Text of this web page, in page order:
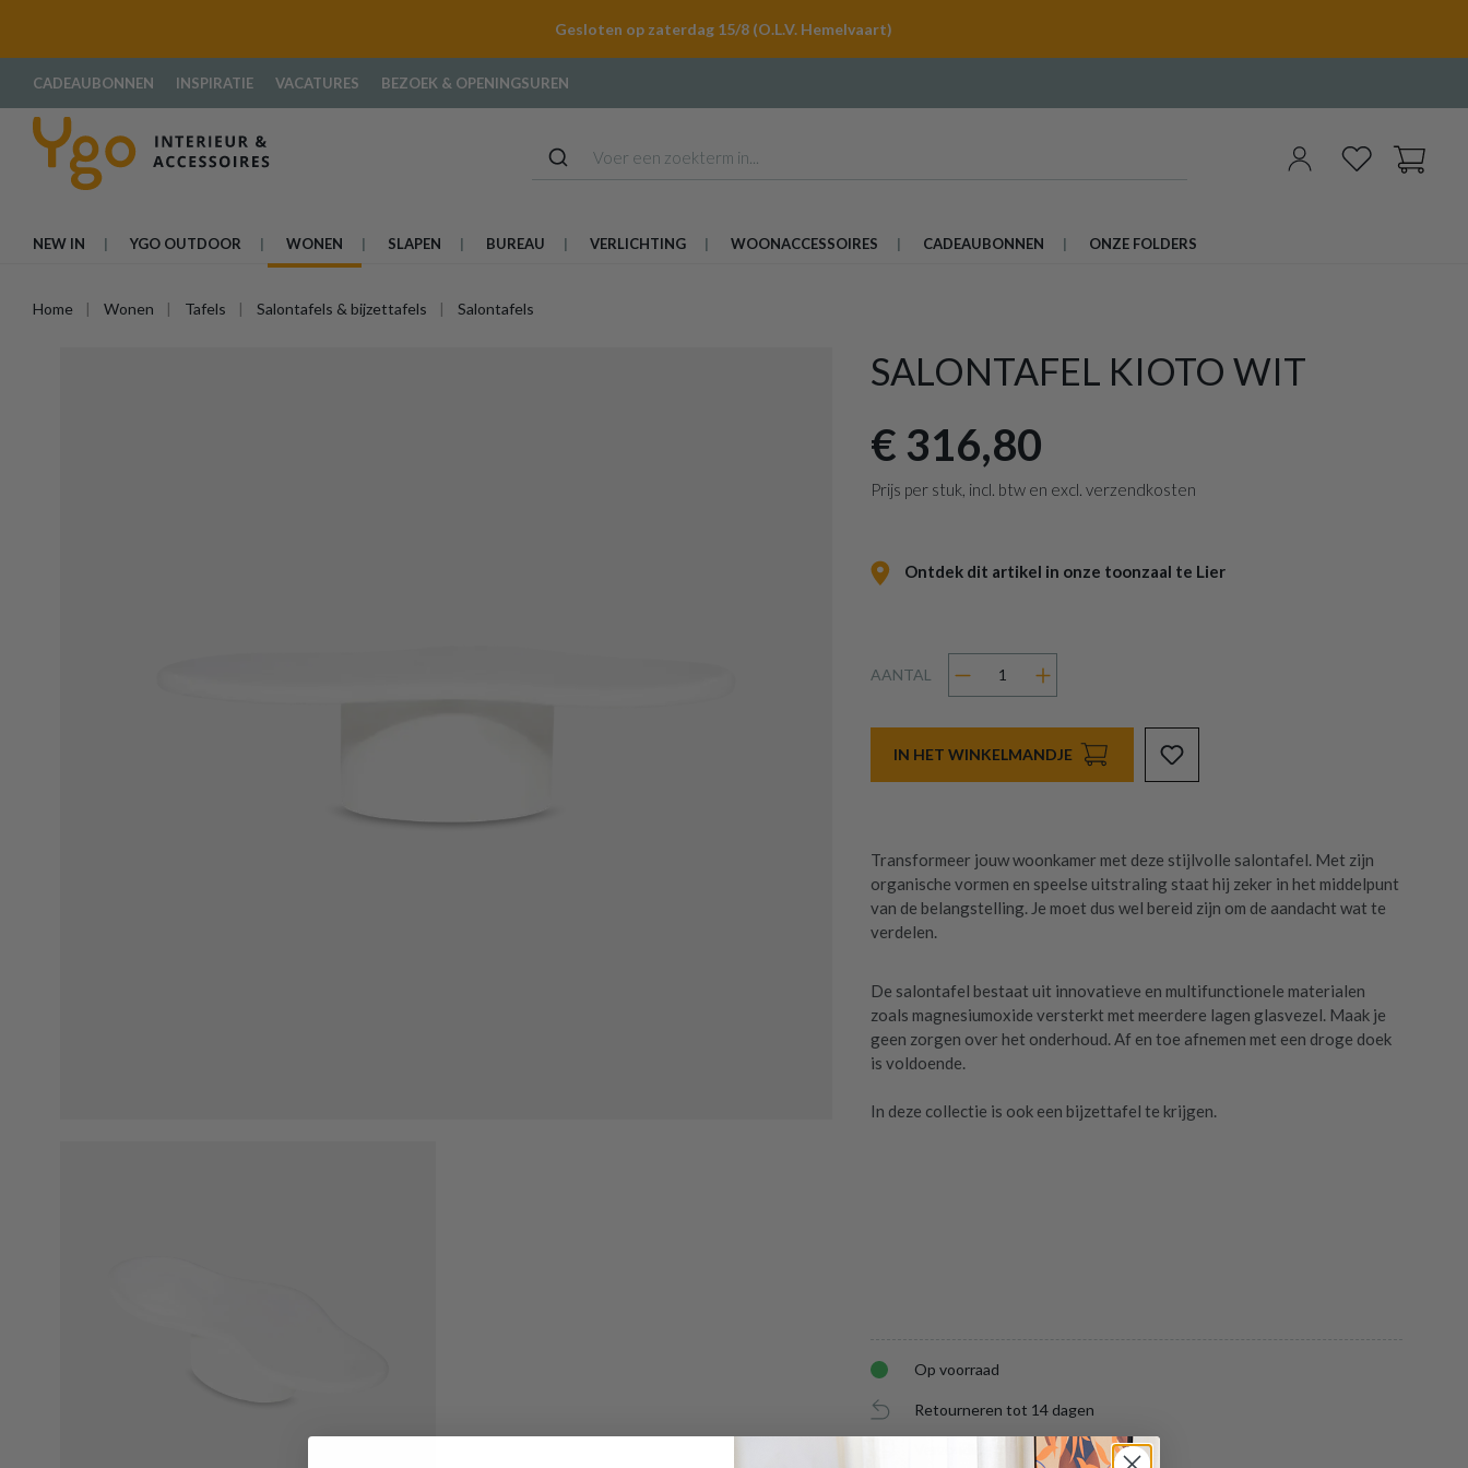
Gesloten op zaterdag 15/8 (O.L.V. Hemelvaart)
CADEAUBONNEN INSPIRATIE VACATURES BEZOEK & OPENINGSUREN
NEW IN YGO OUTDOOR WONEN SLAPEN BUREAU VERLICHTING WOONACCESSOIRES CADEAUBONNEN ONZE FOLDERS
Home Wonen Tafels Salontafels & bijzettafels Salontafels
SALONTAFEL KIOTO WIT
€ 316,80
Prijs per stuk, incl. btw en excl. verzendkosten
Ontdek dit artikel in onze toonzaal te Lier
AANTAL
IN HET WINKELMANDJE
Transformeer jouw woonkamer met deze stijlvolle salontafel. Met zijn
organische vormen en speelse uitstraling staat hij zeker in het middelpunt
van de belangstelling. Je moet dus wel bereid zijn om de aandacht wat te
verdelen.
De salontafel bestaat uit innovatieve en multifunctionele materialen
zoals magnesiumoxide versterkt met meerdere lagen glasvezel. Maak je
geen zorgen over het onderhoud. Af en toe afnemen met een droge doek
is voldoende.
In deze collectie is ook een bijzettafel te krijgen.
Op voorraad
Retourneren tot 14 dagen
Verzending binnen België